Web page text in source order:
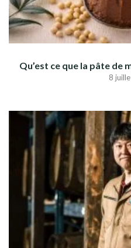
Qu’est ce que la pâte de
8